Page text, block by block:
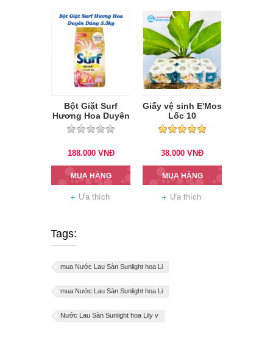
Bột Giặt Surf
Hương Hoa Duyên
Dáng 5.3kg
188.000 VNĐ
MUA HÀNG
Ưa thích
Giấy vệ sinh E'Mos
Lốc 10
38.000 VNĐ
MUA HÀNG
Ưa thích
Tags:
mua Nước Lau Sàn Sunlight hoa Li
mua Nước Lau Sàn Sunlight hoa Li
Nước Lau Sàn Sunlight hoa Lily v